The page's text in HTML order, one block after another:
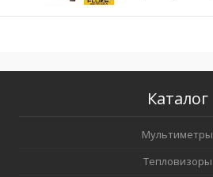
Каталог
Мультиметры
Тепловизоры